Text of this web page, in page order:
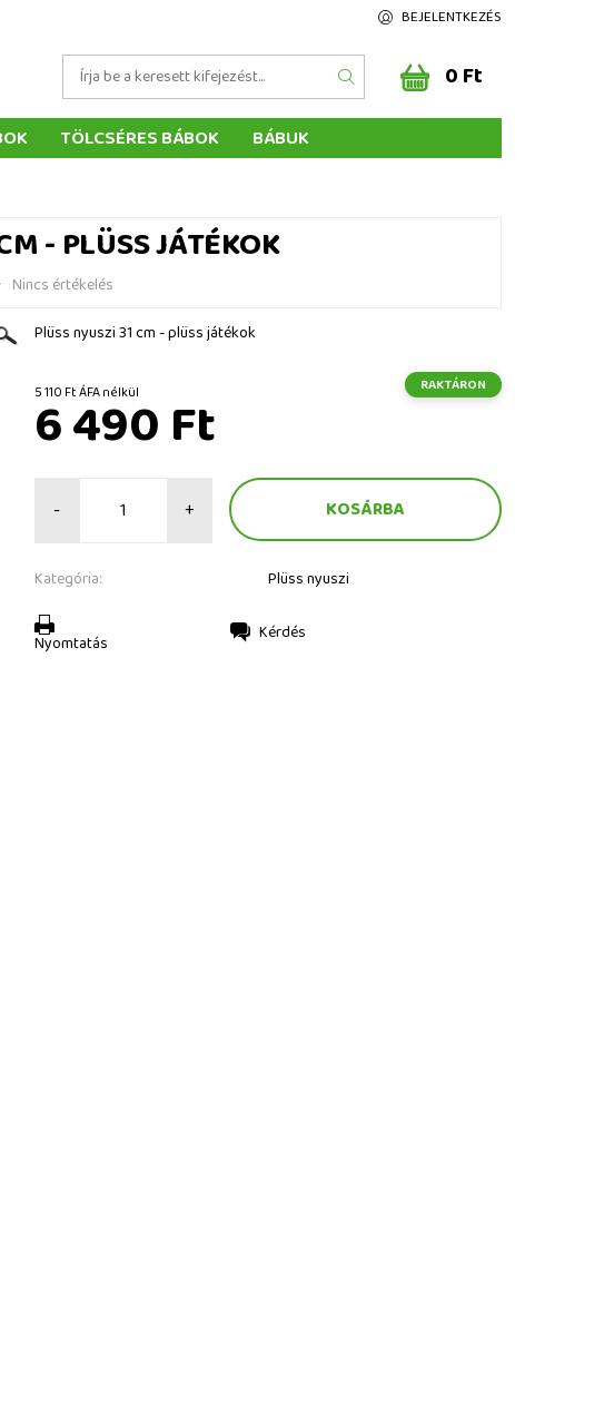
BEJELENTKEZÉS
0 Ft
TÖLCSÉRES BÁBOK
BÁBUK
- PLÜSS JÁTÉKOK
Nincs értékelés
Plüss nyuszi 31 cm - plüss játékok
5 110 Ft ÁFA nélkül RAKTÁRON
6 490 Ft
- +
Kategória: Plüss nyuszi
Nyomtatás Kérdés